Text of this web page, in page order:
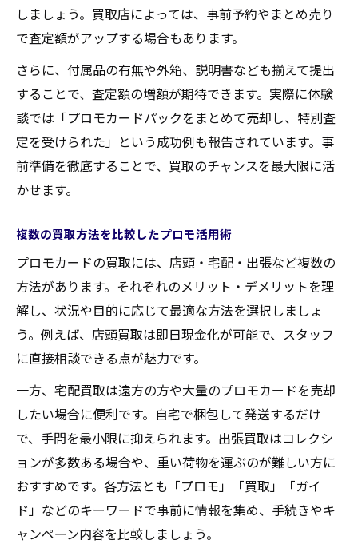
しましょう。買取店によっては、事前予約やまとめ売り
で査定額がアップする場合もあります。
さらに、付属品の有無や外箱、説明書なども揃えて提出
することで、査定額の増額が期待できます。実際に体験
談では「プロモカードパックをまとめて売却し、特別査
定を受けられた」という成功例も報告されています。事
前準備を徹底することで、買取のチャンスを最大限に活
かせます。
複数の買取方法を比較したプロモ活用術
プロモカードの買取には、店頭・宅配・出張など複数の
方法があります。それぞれのメリット・デメリットを理
解し、状況や目的に応じて最適な方法を選択しましょ
う。例えば、店頭買取は即日現金化が可能で、スタッフ
に直接相談できる点が魅力です。
一方、宅配買取は遠方の方や大量のプロモカードを売却
したい場合に便利です。自宅で梱包して発送するだけ
で、手間を最小限に抑えられます。出張買取はコレクシ
ョンが多数ある場合や、重い荷物を運ぶのが難しい方に
おすすめです。各方法とも「プロモ」「買取」「ガイ
ド」などのキーワードで事前に情報を集め、手続きやキ
ャンペーン内容を比較しましょう。